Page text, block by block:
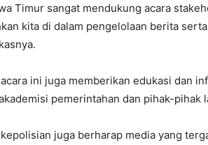
Timur sangat mendukung acara
kita di dalam pengelolaan berita
ini juga memberikan edukasi dan
pemerintahan dan pihak-
juga berharap media yang